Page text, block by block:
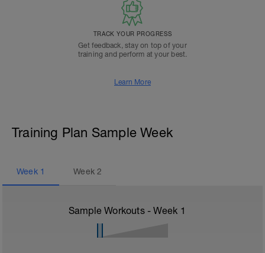
TRACK YOUR PROGRESS
Get feedback, stay on top of your
training and perform at your best.
Learn More
Training Plan Sample Week
Week 1 Week2
Sample Workouts - Week 1